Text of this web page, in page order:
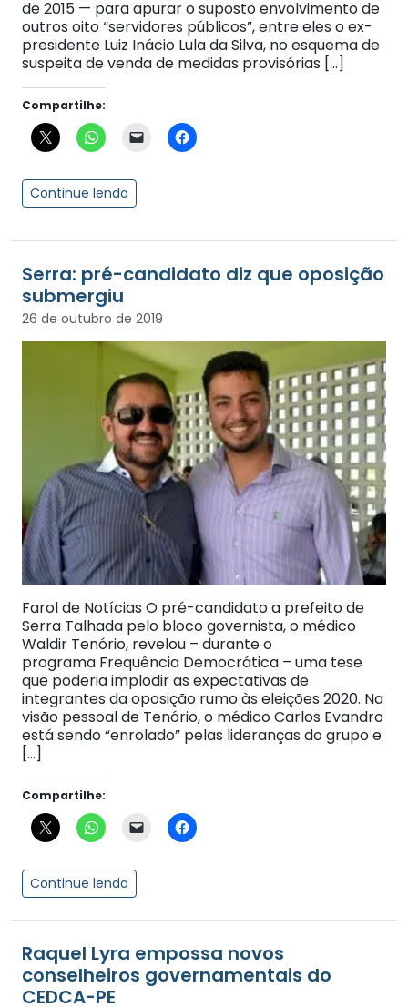
de 2015 — para apurar o suposto envolvimento de
outros oito “servidores públicos”, entre eles o ex-
presidente Luiz Inácio Lula da Silva, no esquema de
suspeita de venda de medidas provisórias […]
Compartilhe:
Continue lendo
Serra: pré-candidato diz que oposição
submergiu
26 de outubro de 2019
Farol de Notícias O pré-candidato a prefeito de
Serra Talhada pelo bloco governista, o médico
Waldir Tenório, revelou – durante o
programa Frequência Democrática – uma tese
que poderia implodir as expectativas de
integrantes da oposição rumo às eleições 2020. Na
visão pessoal de Tenório, o médico Carlos Evandro
está sendo “enrolado” pelas lideranças do grupo e
[…]
Compartilhe:
Continue lendo
Raquel Lyra empossa novos
conselheiros governamentais do
CEDCA-PE